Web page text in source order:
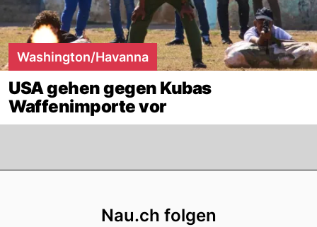
Washington/Havanna
USA gehen gegen Kubas
Waffenimporte vor
Nau.ch folgen